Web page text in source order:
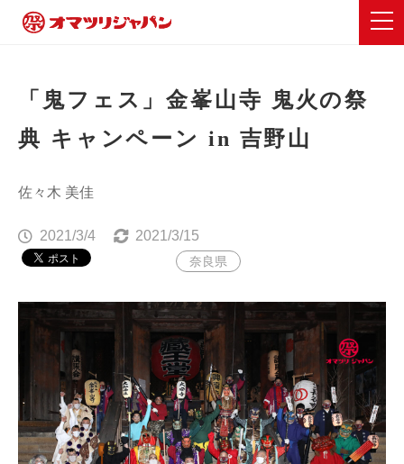
「鬼フェス」金峯山寺 鬼火の祭
典 キャンペーン in 吉野山
佐々木 美佳
2021/3/4 2021/3/15
奈良県